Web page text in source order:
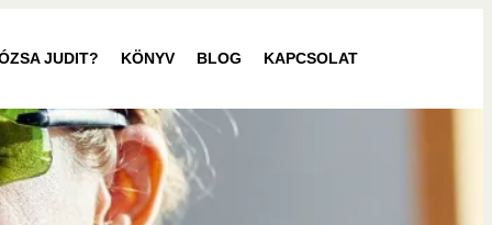
JUDIT? KÖNYV BLOG KAPCSOLAT